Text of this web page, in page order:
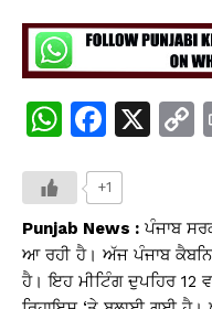
W
at
s
A
p
F
c
e
b
o
X
y
+1
Punjab News : ਪੰਜਾਬ
ਆ ਰਹੀ ਹੈ। ਅੱਜ ਪੰਜਾਬ
ਹੈ। ਇਹ ਮੀਟਿੰਗ ਦੁਪਹਿਰ 12